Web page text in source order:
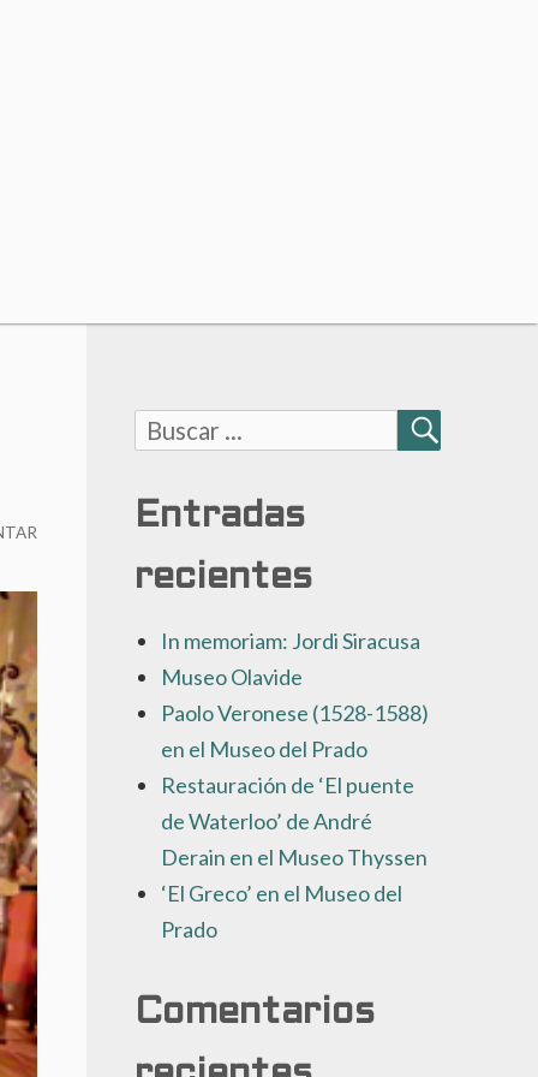
Buscar:
BUSCAR
Entradas
recientes
In memoriam: Jordi Siracusa
Museo Olavide
Paolo Veronese (1528-1588)
en el Museo del Prado
Restauración de ‘El puente
de Waterloo’ de André
Derain en el Museo Thyssen
‘El Greco’ en el Museo del
Prado
Comentarios